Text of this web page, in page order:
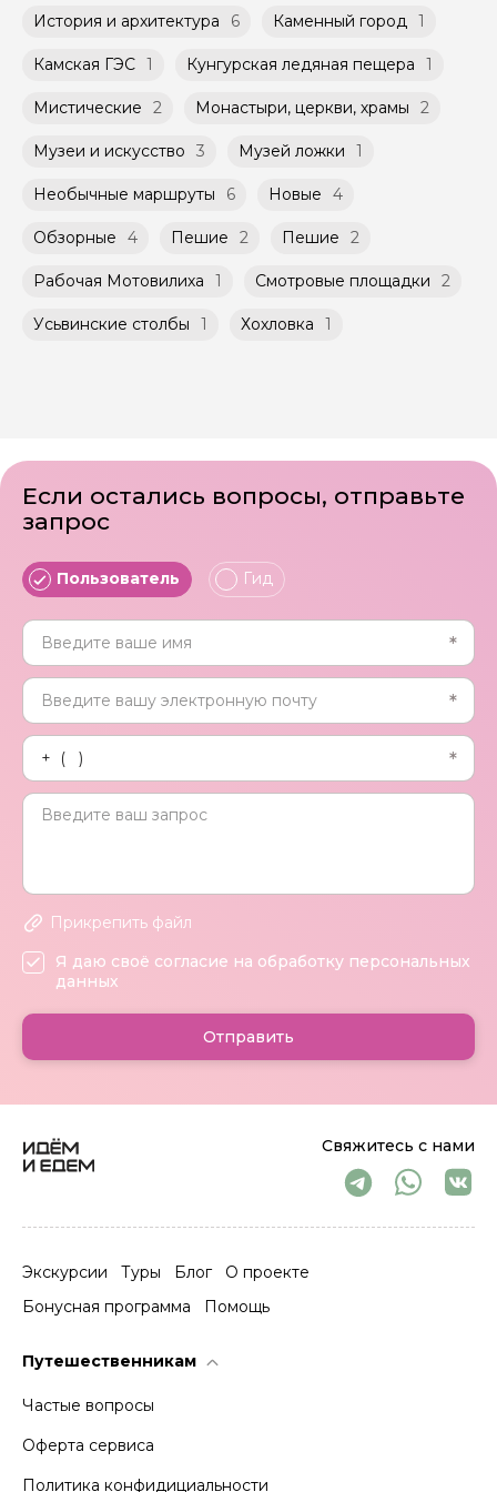
Агрегатором дополнительного соглашения
к Оферте Сервиса.
Способы оплаты на сайте: Картой
российского банка можно оплатить любую
экскурсию.
Мини-группы проводятся на тех же
условиях, что и групповые, но с количество
не более 10 человек)
История и архитектура 6 Каменный город 1
Камская ГЭС 1 Кунгурская ледяная пещера 1
Мистические 2 Монастыри, церкви, храмы 2
Музеи и искусство 3 Музей ложки 1
Необычные маршруты 6 Новые 4
Обзорные 4 Пешие 2 Пешие 2
Рабочая Мотовилиха 1 Смотровые площадки 2
Усьвинские столбы 1 Хохловка 1
Свяжитесь с нами
Экскурсии Туры Блог
О проекте
Бонусная программа
Помощь
Путешественникам
Частые вопросы
Оферта сервиса
Политика конфидициальности
Если остались вопросы, отправьте
запрос
Пользователь Гид
Прикрепить файл
Я даю своё согласие на обработку персональных
данных
Отправить